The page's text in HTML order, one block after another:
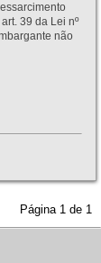
39 da Lei nº
não
Página 1 de 1